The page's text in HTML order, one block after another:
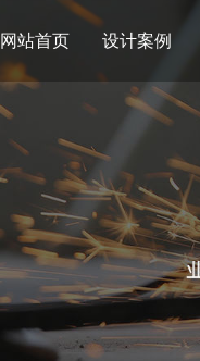
网站首页 设计案例